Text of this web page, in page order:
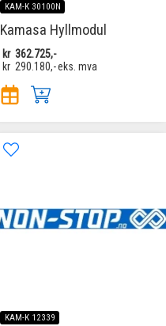
KAM-K 30100N
Kamasa Hyllmodul
kr 362.725,-
kr 290.180,-eks. mva
KAM-K 12339